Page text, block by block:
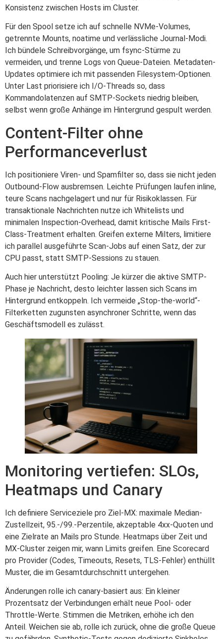
Konsistenz zwischen Hosts im Cluster.
Für den Spool setze ich auf schnelle NVMe-Volumes,
getrennte Mounts, noatime und verlässliche Journal-Modi.
Ich bündele Schreibvorgänge, um fsync-Stürme zu
vermeiden, und trenne Logs von Queue-Dateien. Metadaten-
Updates optimiere ich mit passenden Filesystem-Optionen.
Unter Last priorisiere ich I/O-Threads so, dass
Kommandolatenzen auf SMTP-Sockets niedrig bleiben,
selbst wenn große Anhänge im Hintergrund gespult werden.
Content-Filter ohne
Performanceverlust
Ich positioniere Viren- und Spamfilter so, dass sie nicht jeden
Outbound-Flow ausbremsen. Leichte Prüfungen laufen inline,
teure Scans nachgelagert und nur für Risikoklassen. Für
transaktionale Nachrichten nutze ich Whitelists und
minimalen Inspection-Overhead, damit kritische Mails First-
Class-Treatment erhalten. Greifen externe Milters, limitiere
ich parallel ausgeführte Scan-Jobs auf einen Satz, der zur
CPU passt, statt SMTP-Sessions zu stauen.
Auch hier unterstützt Pooling: Je kürzer die aktive SMTP-
Phase je Nachricht, desto leichter lassen sich Scans im
Hintergrund entkoppeln. Ich vermeide „Stop-the-world“-
Filterketten zugunsten asynchroner Schritte, wenn das
Geschäftsmodell es zulässt.
Monitoring vertiefen: SLOs,
Heatmaps und Canary
Ich definiere Serviceziele pro Ziel-MX: maximale Median-
Zustellzeit, 95.-/99.-Perzentile, akzeptable 4xx-Quoten und
eine Zielrate an Mails pro Stunde. Heatmaps über Zeit und
MX-Cluster zeigen mir, wann Limits greifen. Eine Scorecard
pro Provider (Codes, Timeouts, Resets, TLS-Fehler) enthüllt
Muster, die im Gesamtdurchschnitt untergehen.
Änderungen rolle ich canary-basiert aus: Ein kleiner
Prozentsatz der Verbindungen erhält neue Pool- oder
Throttle-Werte. Stimmen die Metriken, erhöhe ich den
Anteil. Weichen sie ab, rolle ich zurück, ohne die große Queue